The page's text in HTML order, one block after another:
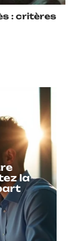
: critères
la